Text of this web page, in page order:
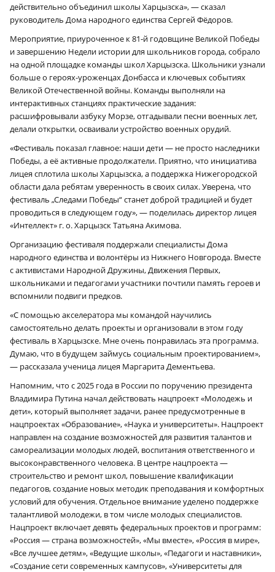
действительно объединил школы Харцызска», — сказал
руководитель Дома народного единства Сергей Фёдоров.
Мероприятие, приуроченное к 81‑й годовщине Великой Победы
и завершению Недели истории для школьников города, собрало
на одной площадке команды школ Харцызска. Школьники узнали
больше о героях-уроженцах Донбасса и ключевых событиях
Великой Отечественной войны. Команды выполняли на
интерактивных станциях практические задания:
расшифровывали азбуку Морзе, отгадывали песни военных лет,
делали открытки, осваивали устройство военных орудий.
«Фестиваль показал главное: наши дети — не просто наследники
Победы, а её активные продолжатели. Приятно, что инициатива
лицея сплотила школы Харцызска, а поддержка Нижегородской
области дала ребятам уверенность в своих силах. Уверена, что
фестиваль „Следами Победы“ станет доброй традицией и будет
проводиться в следующем году», — поделилась директор лицея
«Интеллект» г. о. Харцызск Татьяна Акимова.
Организацию фестиваля поддержали специалисты Дома
народного единства и волонтёры из Нижнего Новгорода. Вместе
с активистами Народной Дружины, Движения Первых,
школьниками и педагогами участники почтили память героев и
вспомнили подвиги предков.
«С помощью акселератора мы командой научились
самостоятельно делать проекты и организовали в этом году
фестиваль в Харцызске. Мне очень понравилась эта программа.
Думаю, что в будущем займусь социальным проектированием»,
— рассказала ученица лицея Маргарита Дементьева.
Напомним, что с 2025 года в России по поручению президента
Владимира Путина начал действовать нацпроект «Молодежь и
дети», который выполняет задачи, ранее предусмотренные в
нацпроектах «Образование», «Наука и университеты». Нацпроект
направлен на создание возможностей для развития талантов и
самореализации молодых людей, воспитания ответственного и
высоконравственного человека. В центре нацпроекта —
строительство и ремонт школ, повышение квалификации
педагогов, создание новых методик преподавания и комфортных
условий для обучения. Отдельное внимание уделено поддержке
талантливой молодежи, в том числе молодых специалистов.
Нацпроект включает девять федеральных проектов и программ:
«Россия — страна возможностей», «Мы вместе», «Россия в мире»,
«Все лучшее детям», «Ведущие школы», «Педагоги и наставники»,
«Создание сети современных кампусов», «Университеты для